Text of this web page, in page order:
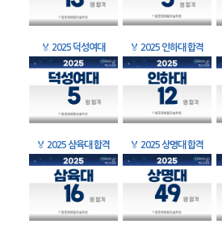
🏅 2025 덕성여대 🏅 2025 인하대 합격
🏅 2025 삼육대 합격 🏅 2025 상명대 합격